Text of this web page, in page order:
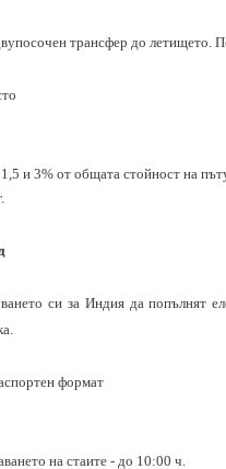
трансфер до летището .
и 3% от общата стойност на
си за Индия да попълнят
формат
на стаите - до 10:00 ч.